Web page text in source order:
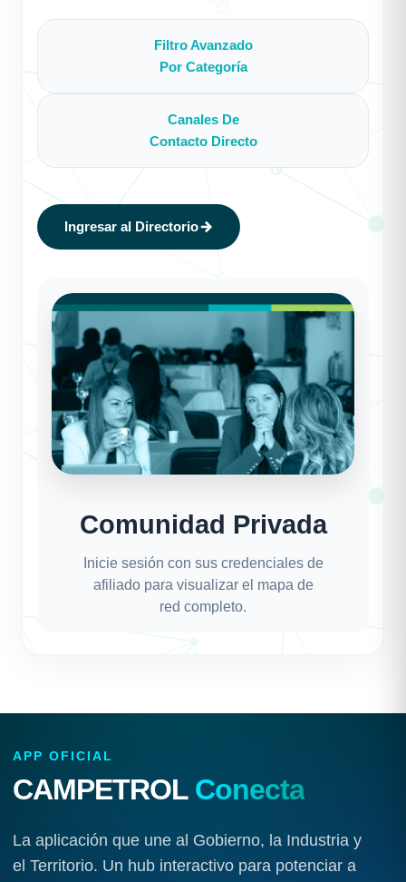
Filtro Avanzado
Por Categoría
Canales De
Contacto Directo
Ingresar al Directorio
Comunidad Privada
Inicie sesión con sus credenciales de
afiliado para visualizar el mapa de
red completo.
APP OFICIAL
CAMPETROL Conecta
La aplicación que une al Gobierno, la Industria y
el Territorio. Un hub interactivo para potenciar a